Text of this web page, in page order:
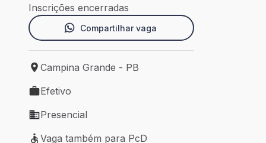
Inscrições encerradas
Compartilhar vaga
Local de trabalho: Campina Grande - PB
Campina Grande - PB
Tipo de vaga: Efetivo
Efetivo
Modelo de trabalho: Presencial
Presencial
Vaga também para PcD